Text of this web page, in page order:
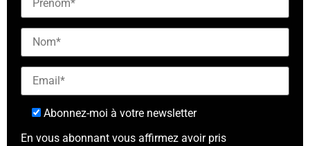
Abonnez-moi à votre newsletter
En vous abonnant vous affirmez avoir pris